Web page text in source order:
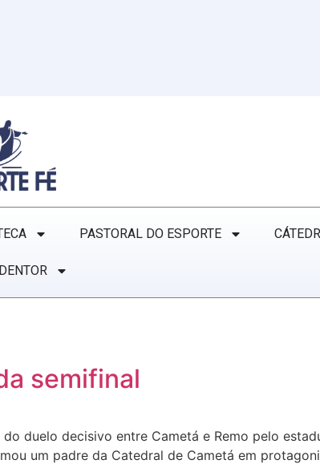
PASTORAL DO ESPORTE
semifinal
duelo decisivo entre Cametá e Remo pelo
um padre da Catedral de Cametá em